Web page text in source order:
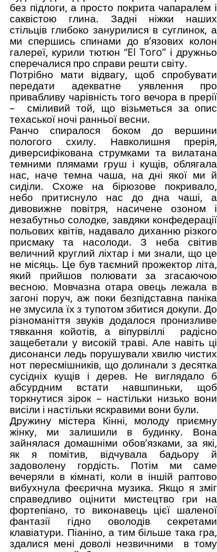
без підлоги, а просто покрита чапаралем і
саквістою глина. Задні ніжки наших
стільців глибоко занурилися в суглинок, а
ми спершись спинами до в’язових колон
галереї, курили тютюн “El Toro” і дружньо
сперечалися про справи решти світу.
Потрібно мати відвагу, щоб спробувати
передати адекватне уявлення про
привабливу чарівність того вечора в прерії
– сміливий той, що візьметься за опис
техаської ночі ранньої весни.
Ранчо спиралося боком до вершини
пологого схилу. Навколишня прерія,
диверсифікована струмками та вилатана
темними плямами груш і кущів, облягала
нас, наче темна чаша, на дні якої ми й
сиділи. Схоже на бірюзове покривало,
небо притиснуло нас до дна чаші, а
дивовижне повітря, насичене озоном і
незабутньо солодке, завдяки конфедерації
польових квітів, надавало диханню різкого
присмаку та насолоди. З неба світив
величний круглий ліхтар і ми знали, що це
не місяць. Це був таємний прожектор літа,
який прийшов полювати за згасаючою
весною. Мовчазна отара овець лежала в
загоні поруч, аж поки безпідставна паніка
не змусила їх з тупотом збитися докупи. До
різноманіття звуків додалося пронизливе
тявкання койотів, а віпурвіллі радісно
защебетали у високій траві. Але навіть ці
дисонанси ледь порушували хвилю чистих
нот пересмішників, що долинали з десятка
сусідніх кущів і дерев. Не виглядало б
абсурдним встати навшпиньки, щоб
торкнутися зірок – настільки низько вони
висіли і настільки яскравими вони були.
Дружину містера Кінні, молоду приємну
жінку, ми залишили в будинку. Вона
зайнялася домашніми обов’язками, за які,
як я помітив, відчувала бадьору й
задоволену гордість. Потім ми саме
вечеряли в кімнаті, коли в іншій раптово
вибухнула феєрична музика. Якщо я зміг
справедливо оцінити мистецтво гри на
фортепіано, то виконавець цієї шаленої
фантазії гідно оволодів секретами
клавіатури. Піаніно, а тим більше така гра,
здалися мені доволі незвичними в тому